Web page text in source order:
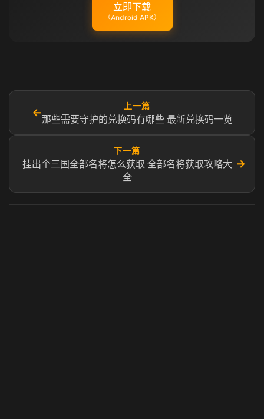
立即下载
（Android APK）
←
上一篇
那些需要守护的兑换码有哪些 最新兑换码一览
下一篇
挂出个三国全部名将怎么获取 全部名将获取攻略大
全
→